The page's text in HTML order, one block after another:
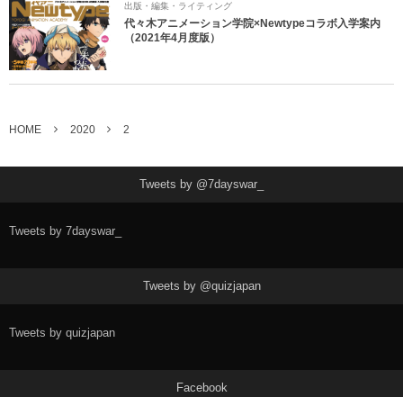
出版・編集・ライティング
代々木アニメーション学院×Newtypeコラボ入学案内
（2021年4月度版）
HOME 2020 2
Tweets by @7dayswar_
Tweets by 7dayswar_
Tweets by @quizjapan
Tweets by quizjapan
Facebook